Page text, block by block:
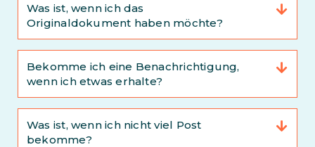
Was ist, wenn ich das
Originaldokument haben möchte?
Bekomme ich eine Benachrichtigung,
wenn ich etwas erhalte?
Was ist, wenn ich nicht viel Post
bekomme?